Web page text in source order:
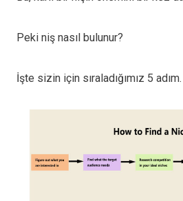
Peki niş nasıl bulunur?
İşte sizin için sıraladığımız 5 adım.